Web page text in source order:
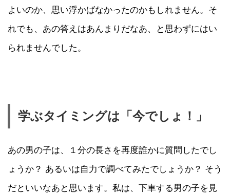
よいのか、思い浮かばなかったのかもしれません。そ
れでも、あの答えはあんまりだなあ、と思わずにはい
られませんでした。
学ぶタイミングは「今でしょ！」
あの男の子は、１分の長さを再度誰かに質問したでし
ょうか？ あるいは自力で調べてみたでしょうか？ そう
だといいなあと思います。私は、下車する男の子を見